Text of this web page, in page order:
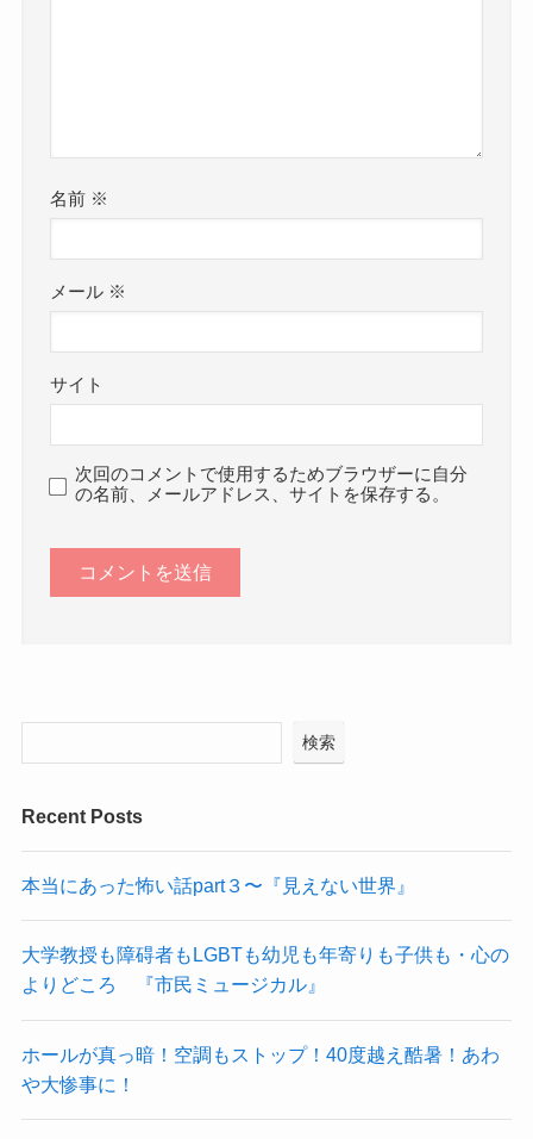
名前 ※
メール ※
サイト
次回のコメントで使用するためブラウザーに自分
の名前、メールアドレス、サイトを保存する。
検索
Recent Posts
本当にあった怖い話part３〜『見えない世界』
大学教授も障碍者もLGBTも幼児も年寄りも子供も・心の
よりどころ 『市民ミュージカル』
ホールが真っ暗！空調もストップ！40度越え酷暑！あわ
や大惨事に！